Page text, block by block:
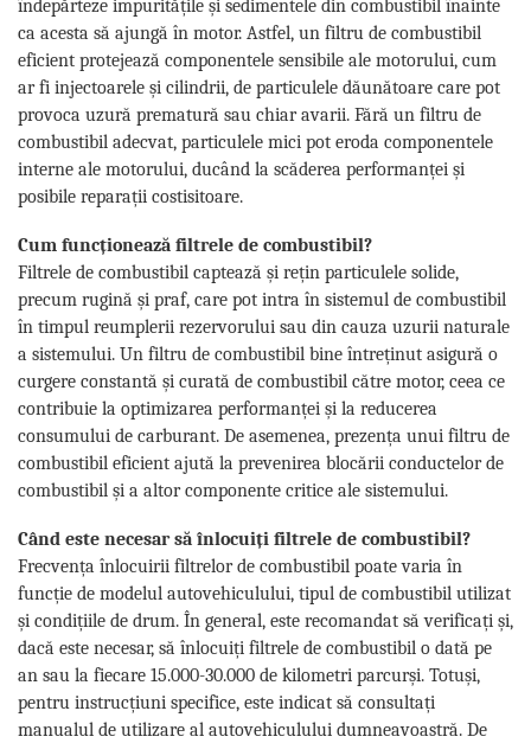
îndepărteze impuritățile și sedimentele din combustibil înainte
ca acesta să ajungă în motor. Astfel, un filtru de combustibil
eficient protejează componentele sensibile ale motorului, cum
ar fi injectoarele și cilindrii, de particulele dăunătoare care pot
provoca uzură prematură sau chiar avarii. Fără un filtru de
combustibil adecvat, particulele mici pot eroda componentele
interne ale motorului, ducând la scăderea performanței și
posibile reparații costisitoare.
Cum funcționează filtrele de combustibil?
Filtrele de combustibil captează și rețin particulele solide,
precum rugină și praf, care pot intra în sistemul de combustibil
în timpul reumplerii rezervorului sau din cauza uzurii naturale
a sistemului. Un filtru de combustibil bine întreținut asigură o
curgere constantă și curată de combustibil către motor, ceea ce
contribuie la optimizarea performanței și la reducerea
consumului de carburant. De asemenea, prezența unui filtru de
combustibil eficient ajută la prevenirea blocării conductelor de
combustibil și a altor componente critice ale sistemului.
Când este necesar să înlocuiți filtrele de combustibil?
Frecvența înlocuirii filtrelor de combustibil poate varia în
funcție de modelul autovehiculului, tipul de combustibil utilizat
și condițiile de drum. În general, este recomandat să verificați și,
dacă este necesar, să înlocuiți filtrele de combustibil o dată pe
an sau la fiecare 15.000-30.000 de kilometri parcurși. Totuși,
pentru instrucțiuni specifice, este indicat să consultați
manualul de utilizare al autovehiculului dumneavoastră. De